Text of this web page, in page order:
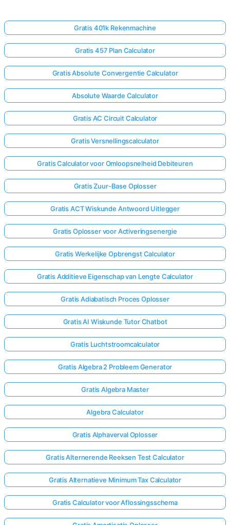
Gratis 401k Rekenmachine
Gratis 457 Plan Calculator
Gratis Absolute Convergentie Calculator
Absolute Waarde Calculator
Gratis AC Circuit Calculator
Gratis Versnellingscalculator
Gratis Calculator voor Omloopsnelheid Debiteuren
Gratis Zuur-Base Oplosser
Gratis ACT Wiskunde Antwoord Uitlegger
Gratis Oplosser voor Activeringsenergie
Gratis Werkelijke Opbrengst Calculator
Gratis Additieve Eigenschap van Lengte Calculator
Gratis Adiabatisch Proces Oplosser
Gratis AI Wiskunde Tutor Chatbot
Gratis Luchtstroomcalculator
Gratis Algebra 2 Probleem Generator
Gratis Algebra Master
Algebra Calculator
Gratis Alphaverval Oplosser
Gratis Alternerende Reeksen Test Calculator
Gratis Alternatieve Minimum Tax Calculator
Gratis Calculator voor Aflossingsschema